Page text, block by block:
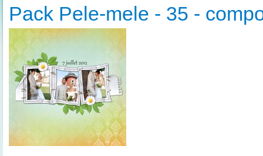
Pack Pele-mele - 35 -